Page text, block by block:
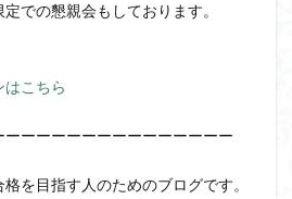
での懇親会もしております。
こちら
ーーーーーーーーーーーーーー
を目指す人のためのブログです。